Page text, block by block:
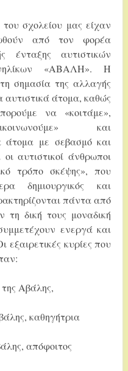
σχολείου μας είχαν
από τον φορέα
ένταξης αυτιστικών
«ΑΒΑΛΗ». Η
σημασία της αλλαγής
αυτιστικά άτομα, καθώς
να «κοιτάμε»,
και
άτομα με σεβασμό και
αυτιστικοί άνθρωποι
τρόπο σκέψης», που
δημιουργικός και
πάντα από
τη δική τους μοναδική
ενεργά και
εξαιρετικές κυρίες που
Αβάλης,
καθηγήτρια
απόφοιτος